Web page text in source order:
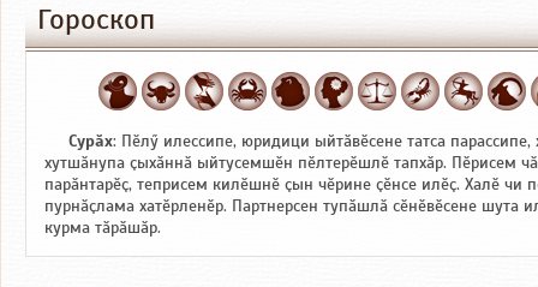
Гороскоп
Сурӑх: Пӗлӳ илессипе, юридици ыйтӑвӗсене татса парассипе,
хутшӑнупа ҫыхӑннӑ ыйтусемшӗн пӗлтерӗшлӗ тапхӑр. Пӗрисем
парӑнтарӗҫ, теприсем килӗшнӗ ҫын чӗрине ҫӗнсе илӗҫ. Халӗ чи
пурнӑҫлама хатӗрленӗр. Партнерсен тупӑшлӑ сӗнӗвӗсене шута
курма тӑрӑшӑр.